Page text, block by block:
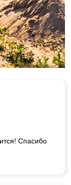
Спасибо